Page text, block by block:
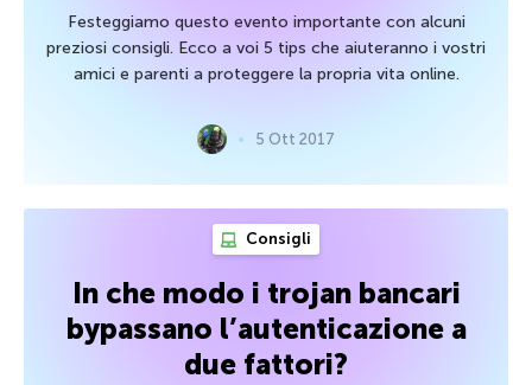
Festeggiamo questo evento importante con alcuni
preziosi consigli. Ecco a voi 5 tips che aiuteranno i vostri
amici e parenti a proteggere la propria vita online.
5 Ott 2017
Consigli
In che modo i trojan bancari
bypassano l’autenticazione a
due fattori?